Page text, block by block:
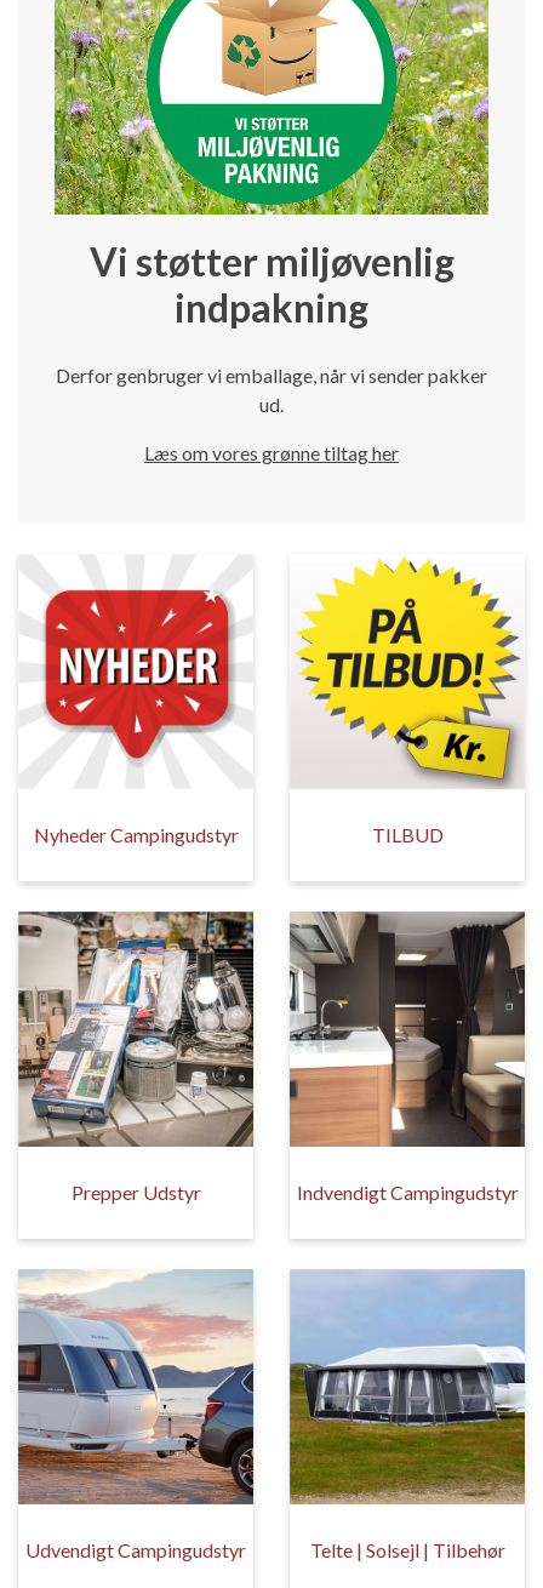
Vi støtter miljøvenlig
indpakning
Derfor genbruger vi emballage, når vi sender pakker
ud.
Læs om vores grønne tiltag her
Nyheder Campingudstyr TILBUD
Prepper Udstyr Indvendigt Campingudstyr
Udvendigt Campingudstyr Telte | Solsejl | Tilbehør